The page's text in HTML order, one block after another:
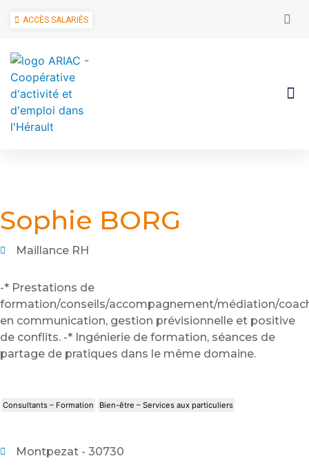
ACCÈS SALARIÉS
Sophie BORG
Maillance RH
-* Prestations de
formation/conseils/accompagnement/médiation/
en communication, gestion prévisionnelle et positive
de conflits. -* Ingénierie de formation, séances de
partage de pratiques dans le même domaine.
Consultants – Formation Bien-être – Services aux particuliers
Montpezat - 30730